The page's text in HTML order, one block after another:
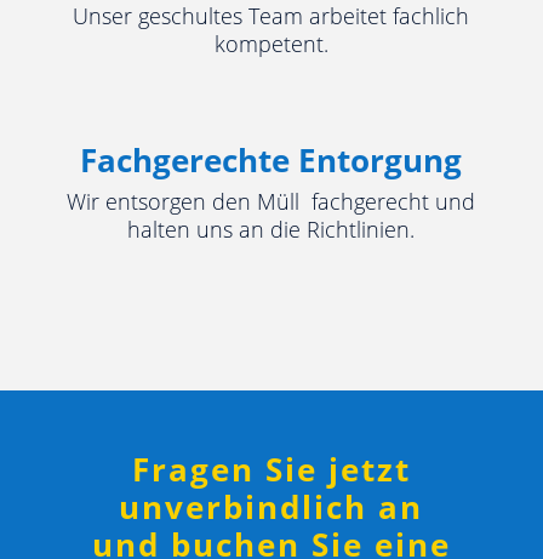
Unser geschultes Team arbeitet fachlich
kompetent.
Fachgerechte Entorgung
Wir entsorgen den Müll fachgerecht und
halten uns an die Richtlinien.
Fragen Sie jetzt
unverbindlich an
und buchen Sie eine